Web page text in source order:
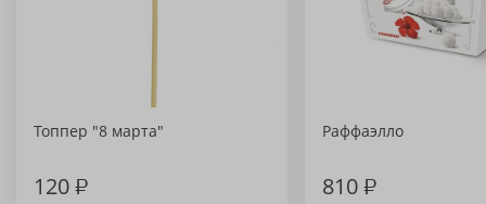
Топпер "8 марта"
120₽
Раффаэлло
810₽